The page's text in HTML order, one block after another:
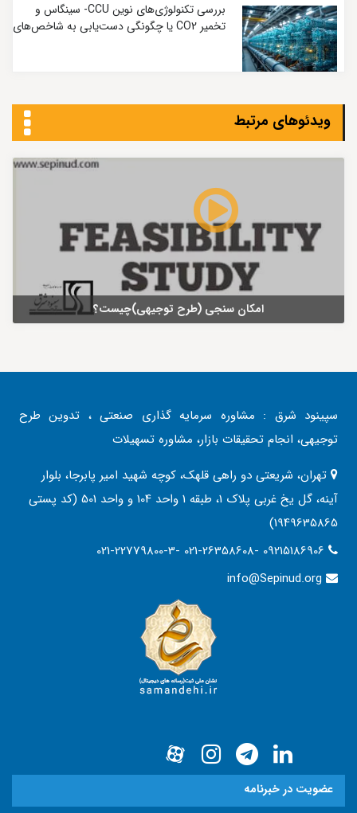
بررسی تکنولوژی‌های نوین CCU- سینگاس و
تخمیر CO2 یا چگونگی دست‌یابی به شاخص‌های
ویدئوهای مرتبط
امکان سنجی (طرح توجیهی)چیست؟
سپینود شرق : مشاوره سرمایه گذاری صنعتی ، تدوین طرح
توجیهی، انجام تحقیقات بازار، مشاوره تسهیلات
تهران، شریعتی دو راهی قلهک، کوچه شهید امیر پابرجا، بلوار
آینه، گل یخ غربی پلاک 1، طبقه 1 واحد 104 و واحد 501 (کد پستی
1949635865)
021-22779800-3- 021-26358608- 09215186906
info@Sepinud.org
عضویت در خبرنامه